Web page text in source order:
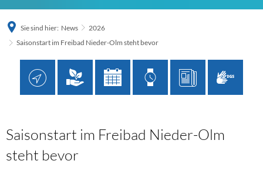
Sie sind hier: News
2026
Saisonstart im Freibad Nieder-Olm steht bevor
Saisonstart im Freibad Nieder-Olm
steht bevor